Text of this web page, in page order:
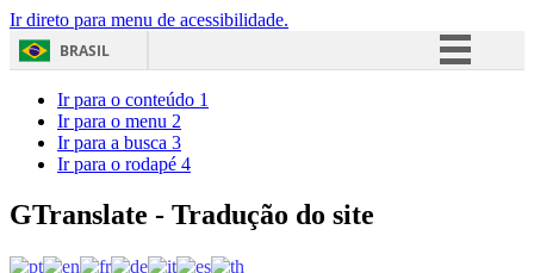
Ir direto para menu de acessibilidade.
BRASIL
Acesso à informação
Ir para o conteúdo 1
Ir para o menu 2
Ir para a busca 3
Ir para o rodapé 4
GTranslate - Tradução do site